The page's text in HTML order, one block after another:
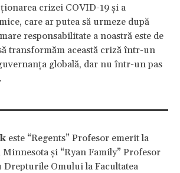
crizei COVID-19 și a
care ar putea să urmeze după
responsabilitate a noastră este de
transformăm această criză într-un
globală, dar nu într-un pas
este “Regents” Profesor emerit la
și “Ryan Family” Profesor
Omului la Facultatea